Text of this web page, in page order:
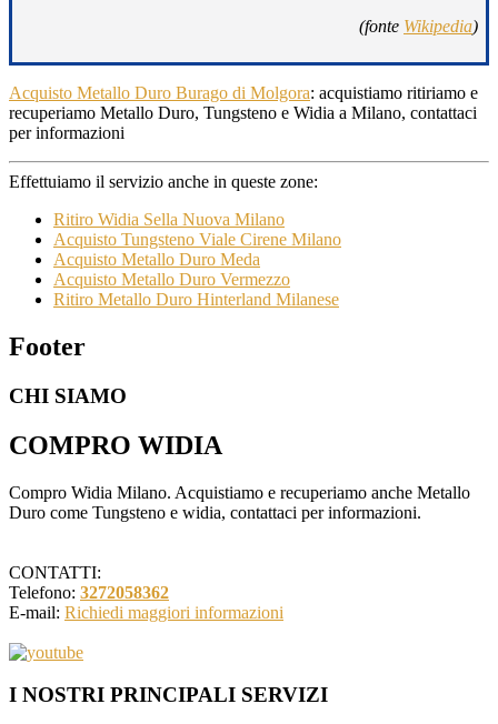
(fonte Wikipedia)
Acquisto Metallo Duro Burago di Molgora: acquistiamo ritiriamo e
recuperiamo Metallo Duro, Tungsteno e Widia a Milano, contattaci
per informazioni
Effettuiamo il servizio anche in queste zone:
Ritiro Widia Sella Nuova Milano
Acquisto Tungsteno Viale Cirene Milano
Acquisto Metallo Duro Meda
Acquisto Metallo Duro Vermezzo
Ritiro Metallo Duro Hinterland Milanese
Footer
CHI SIAMO
COMPRO WIDIA
Compro Widia Milano. Acquistiamo e recuperiamo anche Metallo
Duro come Tungsteno e widia, contattaci per informazioni.
CONTATTI:
Telefono: 3272058362
E-mail: Richiedi maggiori informazioni
I NOSTRI PRINCIPALI SERVIZI